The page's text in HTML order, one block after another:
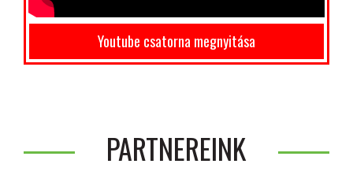
Youtube csatorna megnyitása
PARTNEREINK